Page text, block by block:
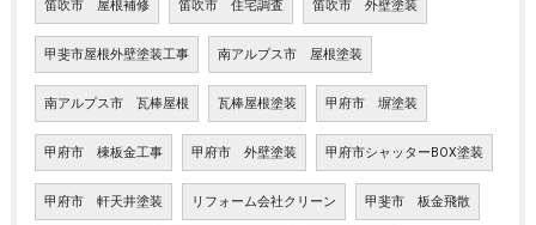
笛吹市 屋根補修 笛吹市 住宅調査 笛吹市 外壁塗装
甲斐市屋根外壁塗装工事 南アルプス市 屋根塗装
南アルプス市 瓦棒屋根 瓦棒屋根塗装 甲府市 塀塗装
甲府市 棟板金工事 甲府市 外壁塗装 甲府市シャッターBOX塗装
甲府市 軒天井塗装 リフォーム会社クリーン 甲斐市 板金飛散